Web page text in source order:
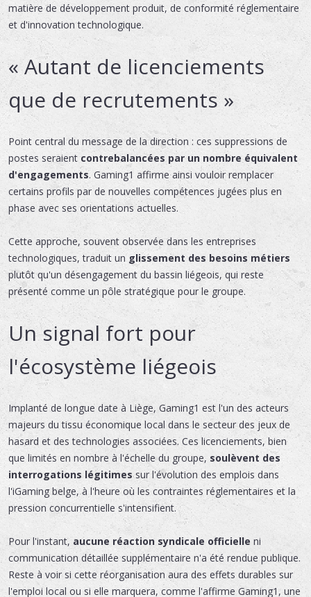
matière de développement produit, de conformité réglementaire
et d'innovation technologique.
« Autant de licenciements
que de recrutements »
Point central du message de la direction : ces suppressions de
postes seraient contrebalancées par un nombre équivalent
d'engagements. Gaming1 affirme ainsi vouloir remplacer
certains profils par de nouvelles compétences jugées plus en
phase avec ses orientations actuelles.
Cette approche, souvent observée dans les entreprises
technologiques, traduit un glissement des besoins métiers
plutôt qu'un désengagement du bassin liégeois, qui reste
présenté comme un pôle stratégique pour le groupe.
Un signal fort pour
l'écosystème liégeois
Implanté de longue date à Liège, Gaming1 est l'un des acteurs
majeurs du tissu économique local dans le secteur des jeux de
hasard et des technologies associées. Ces licenciements, bien
que limités en nombre à l'échelle du groupe, soulèvent des
interrogations légitimessur l'évolution des emplois dans
l'iGaming belge, à l'heure où les contraintes réglementaires et la
pression concurrentielle s'intensifient.
Pour l'instant, aucune réaction syndicale officielle ni
communication détaillée supplémentaire n'a été rendue publique.
Reste à voir si cette réorganisation aura des effets durables sur
l'emploi local ou si elle marquera, comme l'affirme Gaming1, une